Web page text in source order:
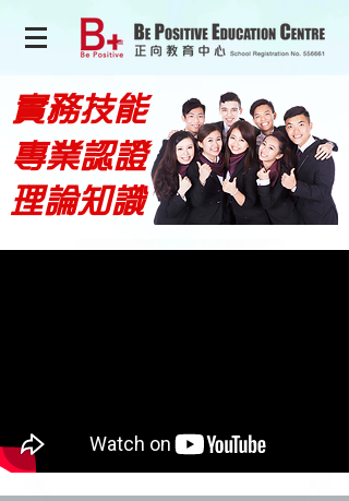
實務技能
理論知識
專業認證